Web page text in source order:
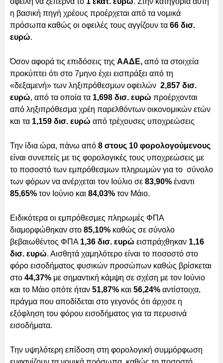
η βασική πηγή χρέους προέρχεται από τα νομικά
πρόσωπα καθώς οι οφειλές τους αγγίζουν τα 66 δισ.
ευρώ.
Όσον αφορά τις επιδόσεις της ΑΑΔΕ, από τα στοιχεία
προκύπτει ότι στο 7μηνο έχει εισπράξει από τη
«δεξαμενή» των ληξιπρόθεσμων οφειλών 2,857 δισ.
ευρώ, από τα οποία τα 1,698 δισ. ευρώ προέρχονται
από ληξιπρόθεσμα χρέη παρελθόντων οικονομικών ετών
και τα 1,159 δισ. ευρώ από τρέχουσες υποχρεώσεις
Την ίδια ώρα, πάνω από 8 στους 10 φορολογούμενους
είναι συνεπείς με τις φορολογικές τους υποχρεώσεις με
το ποσοστό των εμπρόθεσμων πληρωμών για το σύνολο
των φόρων να ανέρχεται τον Ιούλιο σε 83,90% έναντι
85,65% τον Ιούνιο και 84,03% τον Μάιο.
Ειδικότερα οι εμπρόθεσμες πληρωμές ΦΠΑ
διαμορφώθηκαν στο 85,10% καθώς σε σύνολο
βεβαιωθέντος ΦΠΑ 1,36 δισ. ευρώ εισπράχθηκαν 1,16
δισ. ευρώ. Αισθητά χαμηλότερο είναι το ποσοστό στο
φόρο εισοδήματος φυσικών προσώπων καθώς βρίσκεται
στο 44,37% με σημαντική κάμψη σε σχέση με τον Ιούνιο
και το Μάιο οπότε ήταν 51,87% και 56,24% αντίστοιχα,
πράγμα που αποδίδεται στο γεγονός ότι άρχισε η
εξόφληση του φόρου εισοδήματος για τα περυσινά
εισοδήματα.
Την υψηλότερη επίδοση στη φορολογική συμμόρφωση